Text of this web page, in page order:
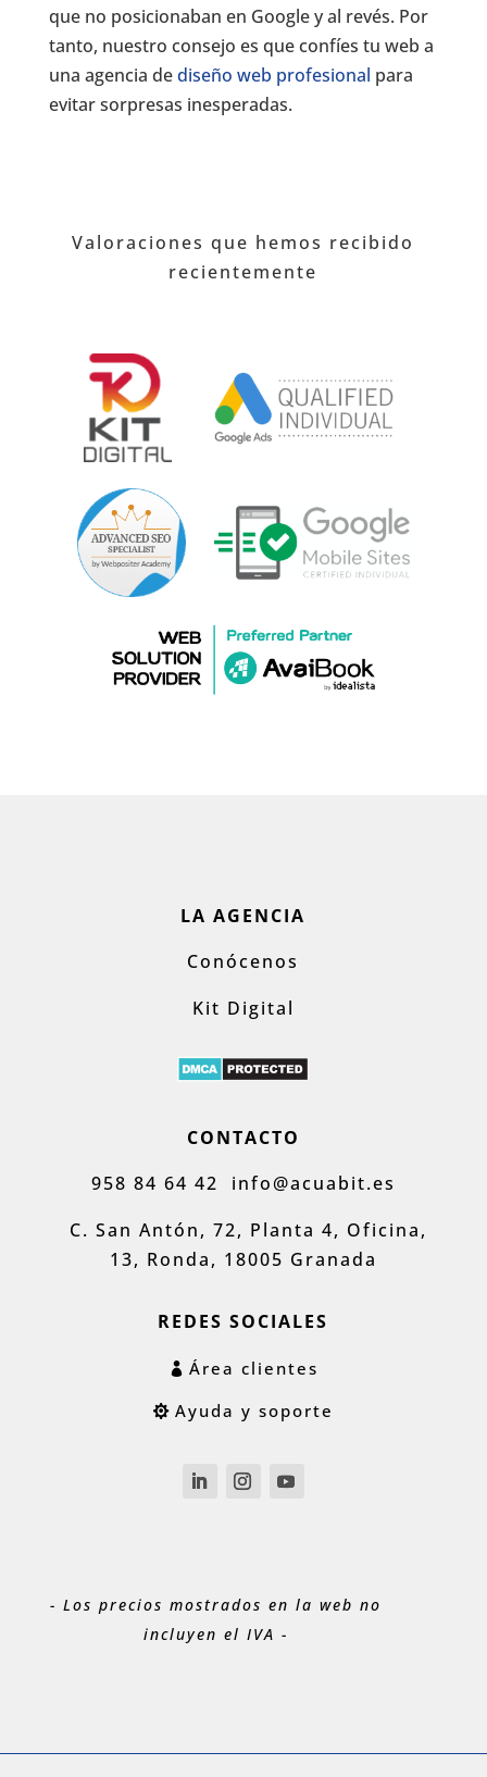
que no posicionaban en Google y al revés. Por
tanto, nuestro consejo es que confíes tu web a
una agencia dediseño web profesional para
evitar sorpresas inesperadas.
Valoraciones que hemos recibido
recientemente
LA AGENCIA
Conócenos
Kit Digital
CONTACTO
958 84 64 42 info@acuabit.es
C. San Antón, 72, Planta 4, Oficina,
13, Ronda, 18005 Granada
REDES SOCIALES
Área clientes
Ayuda y soporte
- Los precios mostrados en la web no
incluyen el IVA -